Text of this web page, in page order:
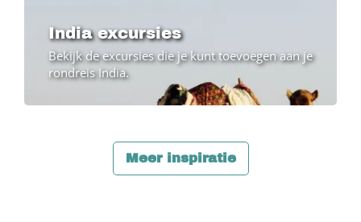
India excursies
Bekijk de excursies die je kunt toevoegen aan je
rondreis India.
Meer inspiratie